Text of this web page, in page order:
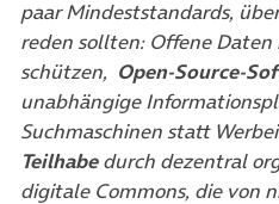
paar Mindeststandards,
reden sollten: Offene
schützen, Open-Source-
unabhängige
Suchmaschinen statt
Teilhabedurch dezentral
digitale Commons, die von